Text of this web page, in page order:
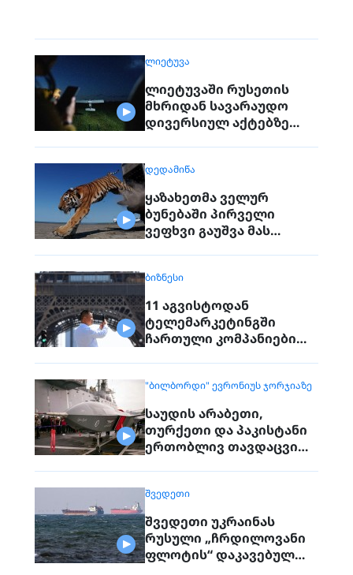
ᲚᲘᲔᲢᲣᲕᲐ
ლიეტუვაში რუსეთის
მხრიდან სავარაუდო
დივერსიულ აქტებზე
ᲓᲔᲓᲐᲛᲘᲬᲐ
ყაზახეთმა ველურ
ბუნებაში პირველი
ვეფხვი გაუშვა მას
გაქრა თურანული ვეფხვი
ᲑᲘᲖᲜᲔᲡᲘ
11 აგვისტოდან
ტელემარკეტინგში
ჩართული კომპანიები
მოქალაქეებს
"ᲑᲘᲚᲑᲝᲠᲓᲘ" ᲔᲕᲠᲝᲜᲘᲣᲡ ᲯᲝᲠᲯᲘᲐᲖᲔ
საუდის არაბეთი,
თურქეთი და პაკისტანი
ერთობლივ თავდაცვით
ᲨᲕᲔᲓᲔᲗᲘ
შვედეთი უკრაინას
რუსული „ჩრდილოვანი
ფლოტის“ დაკავებულ